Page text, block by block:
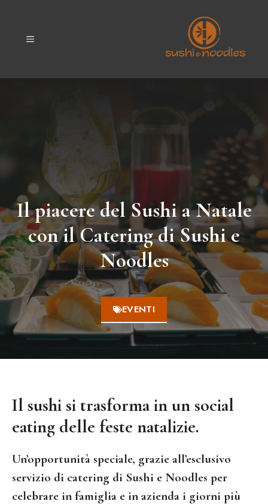
contenutoMENU
Il piacere del Sushi a Natale
con il Catering di Sushi e
Noodles
EVENTI
Il sushi si trasforma in un social
eating delle feste natalizie.
Un’opportunità speciale, grazie all’esclusivo
servizio di catering di Sushi e Noodles per
celebrare in famiglia e in azienda i giorni più